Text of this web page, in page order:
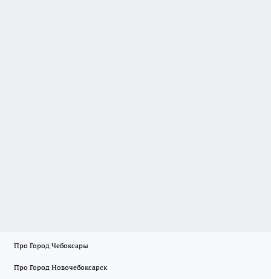
Про Город Чебоксары
Про Город Новочебоксарск